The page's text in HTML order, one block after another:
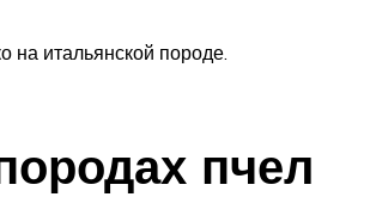
на итальянской породе.
пчел